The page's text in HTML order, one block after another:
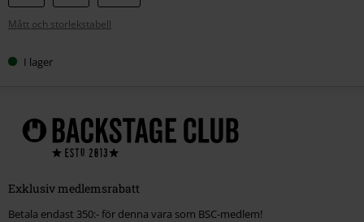
Mått och storlekstabell
I lager
Exklusiv medlemsrabatt
Betala endast 350:- för denna vara som BSC-medlem!